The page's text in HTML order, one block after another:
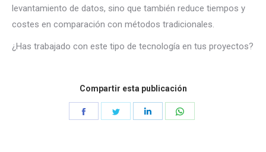
levantamiento de datos, sino que también reduce tiempos y
costes en comparación con métodos tradicionales.
¿Has trabajado con este tipo de tecnología en tus proyectos?
Compartir esta publicación